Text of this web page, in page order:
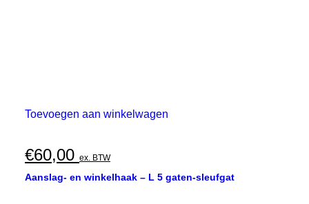
Toevoegen aan winkelwagen
€60,00 ex. BTW
Aanslag- en winkelhaak – L 5 gaten-sleufgat